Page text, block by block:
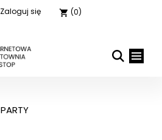
Zaloguj się shopping_cart (0)
PARTY